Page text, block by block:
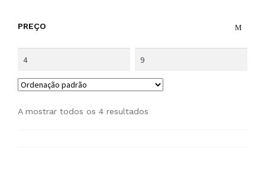
PREÇO
A mostrar todos os 4 resultados